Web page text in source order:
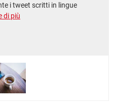
i tweet scritti in lingue
di più